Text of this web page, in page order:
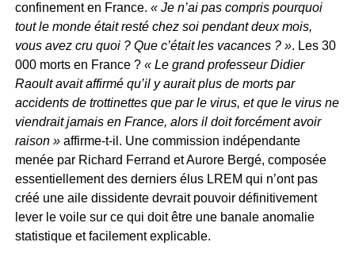
confinement en France. « Je n’ai pas compris pourquoi
tout le monde était resté chez soi pendant deux mois,
vous avez cru quoi ? Que c’était les vacances ? ». Les 30
000 morts en France ? « Le grand professeur Didier
Raoult avait affirmé qu’il y aurait plus de morts par
accidents de trottinettes que par le virus, et que le virus ne
viendrait jamais en France, alors il doit forcément avoir
raison »affirme-t-il. Une commission indépendante
menée par Richard Ferrand et Aurore Bergé, composée
essentiellement des derniers élus LREM qui n’ont pas
créé une aile dissidente devrait pouvoir définitivement
lever le voile sur ce qui doit être une banale anomalie
statistique et facilement explicable.